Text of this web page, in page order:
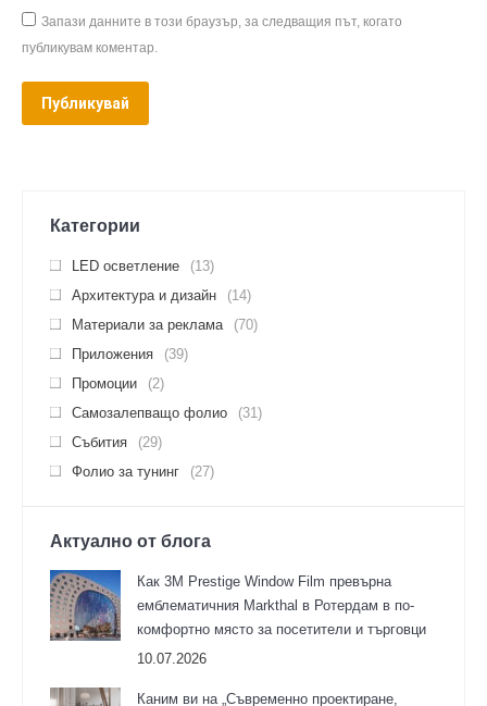
Запази данните в този браузър, за следващия път, когато
публикувам коментар.
Публикувай
Категории
LED осветление
(13)
Архитектура и дизайн
(14)
Материали за реклама
(70)
Приложения
(39)
Промоции
(2)
Самозалепващо фолио
(31)
Събития
(29)
Фолио за тунинг
(27)
Актуално от блога
Как 3M Prestige Window Film превърна
емблематичния Markthal в Ротердам в по-
комфортно място за посетители и търговци
10.07.2026
Каним ви на „Съвременно проектиране,